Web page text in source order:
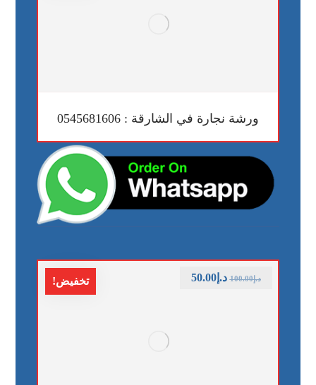
ورشة نجارة في الشارقة : 0545681606
تخفيض! د.إ100.00 د.إ50.00